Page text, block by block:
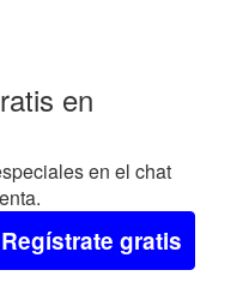
en
en el chat
Regístrate gratis